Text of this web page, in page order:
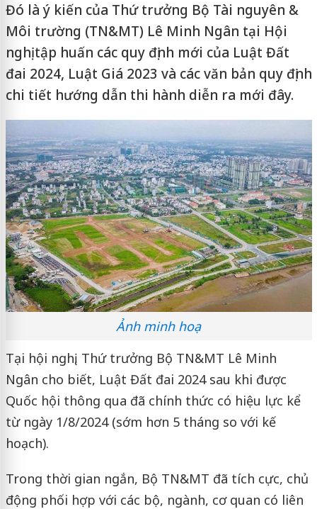
Đó là ý kiến của Thứ trưởng Bộ Tài nguyên &
Môi trường (TN&MT) Lê Minh Ngân tại Hội
nghị tập huấn các quy định mới của Luật Đất
đai 2024, Luật Giá 2023 và các văn bản quy định
chi tiết hướng dẫn thi hành diễn ra mới đây.
Ảnh minh hoạ
Tại hội nghị, Thứ trưởng Bộ TN&MT Lê Minh
Ngân cho biết, Luật Đất đai 2024 sau khi được
Quốc hội thông qua đã chính thức có hiệu lực kể
từ ngày 1/8/2024 (sớm hơn 5 tháng so với kế
hoạch).
Trong thời gian ngắn, Bộ TN&MT đã tích cực, chủ
động phối hợp với các bộ, ngành, cơ quan có liên